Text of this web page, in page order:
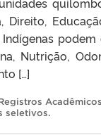
Nutrição,
[…]
Acadêmicos
seletivos.